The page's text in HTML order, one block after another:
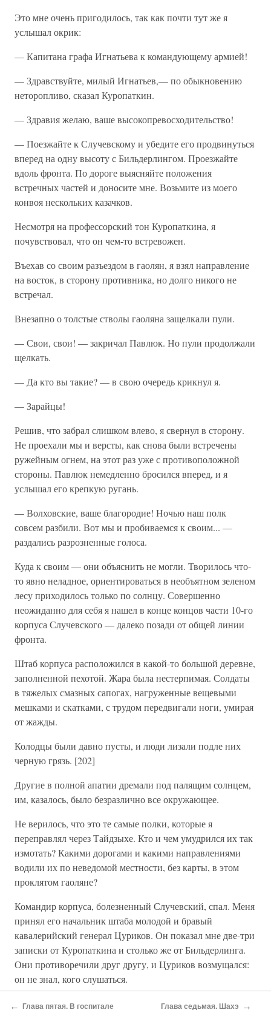
Это мне очень пригодилось, так как почти тут же я
услышал окрик:
— Капитана графа Игнатьева к командующему армией!
— Здравствуйте, милый Игнатьев,— по обыкновению
неторопливо, сказал Куропаткин.
— Здравия желаю, ваше высокопревосходительство!
— Поезжайте к Случевскому и убедите его продвинуться
вперед на одну высоту с Бильдерлингом. Проезжайте
вдоль фронта. По дороге выясняйте положения
встречных частей и доносите мне. Возьмите из моего
конвоя нескольких казачков.
Несмотря на профессорский тон Куропаткина, я
почувствовал, что он чем-то встревожен.
Въехав со своим разъездом в гаолян, я взял направление
на восток, в сторону противника, но долго никого не
встречал.
Внезапно о толстые стволы гаоляна защелкали пули.
— Свои, свои! — закричал Павлюк. Но пули продолжали
щелкать.
— Да кто вы такие? — в свою очередь крикнул я.
— Зарайцы!
Решив, что забрал слишком влево, я свернул в сторону.
Не проехали мы и версты, как снова были встречены
ружейным огнем, на этот раз уже с противоположной
стороны. Павлюк немедленно бросился вперед, и я
услышал его крепкую ругань.
— Волховские, ваше благородие! Ночью наш полк
совсем разбили. Вот мы и пробиваемся к своим... —
раздались разрозненные голоса.
Куда к своим — они объяснить не могли. Творилось что-
то явно неладное, ориентироваться в необъятном зеленом
лесу приходилось только по солнцу. Совершенно
неожиданно для себя я нашел в конце концов части 10-го
корпуса Случевского — далеко позади от общей линии
фронта.
Штаб корпуса расположился в какой-то большой деревне,
заполненной пехотой. Жара была нестерпимая. Солдаты
в тяжелых смазных сапогах, нагруженные вещевыми
мешками и скатками, с трудом передвигали ноги, умирая
от жажды.
Колодцы были давно пусты, и люди лизали подле них
черную грязь. [202]
Другие в полной апатии дремали под палящим солнцем,
им, казалось, было безразлично все окружающее.
Не верилось, что это те самые полки, которые я
переправлял через Тайдзыхе. Кто и чем умудрился их так
измотать? Какими дорогами и какими направлениями
водили их по неведомой местности, без карты, в этом
проклятом гаоляне?
Командир корпуса, болезненный Случевский, спал. Меня
принял его начальник штаба молодой и бравый
кавалерийский генерал Цуриков. Он показал мне две-три
записки от Куропаткина и столько же от Бильдерлинга.
Они противоречили друг другу, и Цуриков возмущался:
он не знал, кого слушаться.
— Ваше превосходительство,— доложил я,— впереди вас
← Глава пятая. В госпитале Глава седьмая. Шахэ →